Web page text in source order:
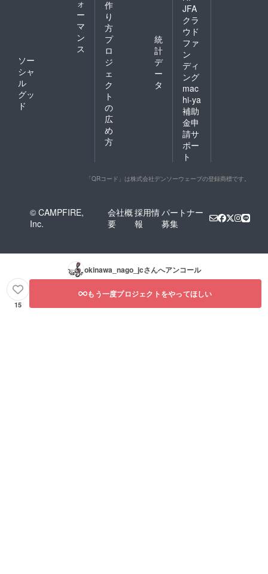
ォ
ー
マ
ン
ス
ソー
シャ
ル
グッ
ド
作
り
方
プ
ロ
ジ
ェ
ク
ト
の
広
め
方
統
計
デ
ー
タ
JFA
クラ
ウド
ファ
ン
ディ
ング
mac
hi-ya
補助
金申
請サ
ポー
ト
「QRコード」は株式会社デンソーウェーブの登録商標です。
© CAMPFIRE,
Inc.
会社概
要
採用情
報
パートナー
募集
okinawa_nago_jcさんへアンコール
15
もう一度プロジェクトをやってほしい